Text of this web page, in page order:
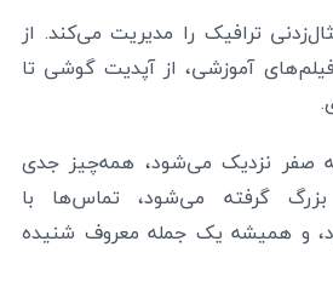
ترافیک را مدیریت می‌کند. از
آموزشی، از آپدیت گوشی تا
صفر نزدیک می‌شود، همه‌چیز جدی
گرفته می‌شود، تماس‌ها با
و همیشه یک جمله معروف شنیده